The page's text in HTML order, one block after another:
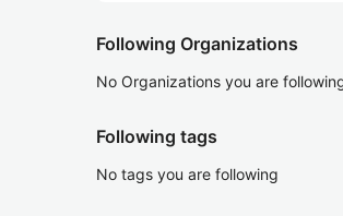
Following Organizations
No Organizations you are
Following tags
No tags you are following